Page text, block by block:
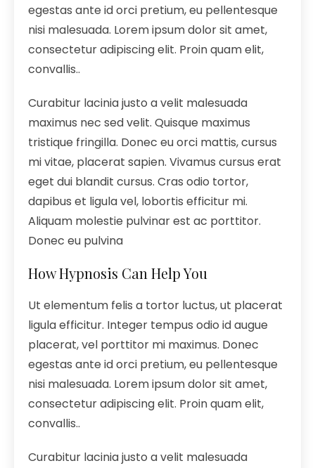
egestas ante id orci pretium, eu pellentesque
nisi malesuada. Lorem ipsum dolor sit amet,
consectetur adipiscing elit. Proin quam elit,
convallis..
Curabitur lacinia justo a velit malesuada
maximus nec sed velit. Quisque maximus
tristique fringilla. Donec eu orci mattis, cursus
mi vitae, placerat sapien. Vivamus cursus erat
eget dui blandit cursus. Cras odio tortor,
dapibus et ligula vel, lobortis efficitur mi.
Aliquam molestie pulvinar est ac porttitor.
Donec eu pulvina
How Hypnosis Can Help You
Ut elementum felis a tortor luctus, ut placerat
ligula efficitur. Integer tempus odio id augue
placerat, vel porttitor mi maximus. Donec
egestas ante id orci pretium, eu pellentesque
nisi malesuada. Lorem ipsum dolor sit amet,
consectetur adipiscing elit. Proin quam elit,
convallis..
Curabitur lacinia justo a velit malesuada